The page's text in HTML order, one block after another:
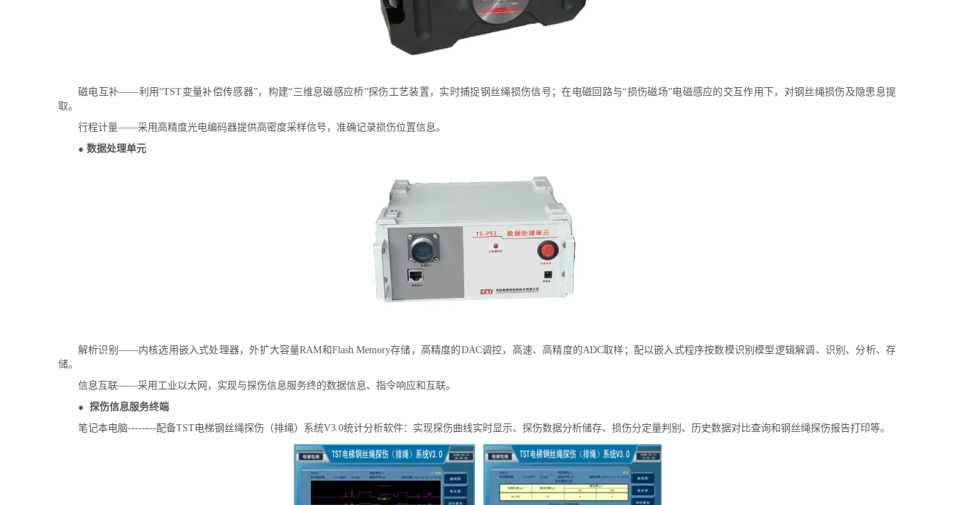
磁电互补——利用“TST变量补偿传感器”，构建“三维息磁感应桥”探伤工艺装置，实时捕捉钢丝绳损伤信号；在电磁回路与“损伤磁场”电磁感应的交互作用下，对钢丝绳损伤及隐患息提
取。
行程计量——采用高精度光电编码器提供高密度采样信号，准确记录损伤位置信息。
● 数据处理单元
解析识别——内核选用嵌入式处理器，外扩大容量RAM和Flash Memory存储，高精度的DAC调控，高速、高精度的ADC取样；配以嵌入式程序按数模识别模型逻辑解调、识别、分析、存
储。
信息互联——采用工业以太网，实现与探伤信息服务终的数据信息、指令响应和互联。
● 探伤信息服务终端
笔记本电脑--------配备TST电梯钢丝绳探伤（排绳）系统V3.0统计分析软件：实现探伤曲线实时显示、探伤数据分析储存、损伤分定量判别、历史数据对比查询和钢丝绳探伤报告打印等。